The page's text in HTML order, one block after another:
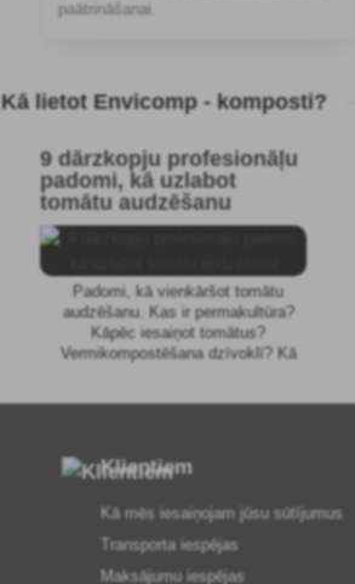
paātrināšanai.
Kā lietot Envicomp - komposti?
9 dārzkopju profesionāļu
padomi, kā uzlabot
tomātu audzēšanu
Padomi, kā vienkāršot tomātu
audzēšanu. Kas ir permakultūra?
Kāpēc iesaiņot tomātus?
Vermikompostēšana dzīvoklī? Kā
Klientiem
Kā mēs iesaiņojam jūsu sūtījumus
Transporta iespējas
Maksājumu iespējas